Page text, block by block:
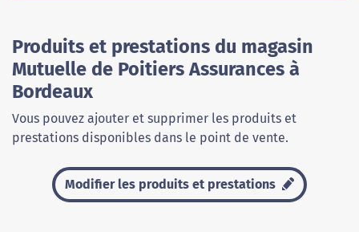
Produits et prestations du magasin
Mutuelle de Poitiers Assurances à
Bordeaux
Vous pouvez ajouter et supprimer les produits et
prestations disponibles dans le point de vente.
Modifier les produits et prestations